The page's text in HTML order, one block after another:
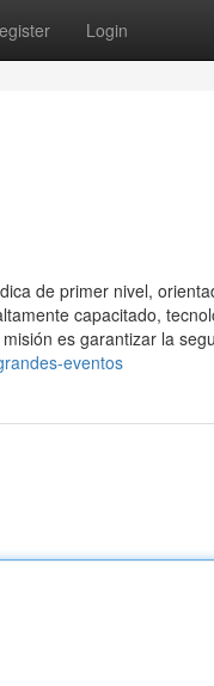
Login
de primer nivel,
capacitado,
es garantizar la
eventos